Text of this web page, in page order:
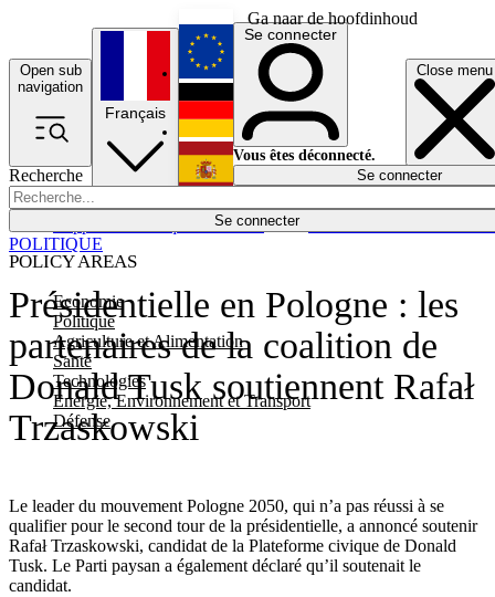
Ga naar de hoofdinhoud
Open sub
navigation
Close menu
Recherche
Se connecter
POLICY AREAS
Economie
Politique
Agriculture et Alimentation
Santé
Technologies
Energie, Environnement et Transport
Défense
Économie
Français
English
Deutsch
Español
Se connecter
Vous êtes déconnecté.
Se connecter
Présidentielle en Pologne : les
partenaires de la coalition de
Donald Tusk soutiennent Rafał
Trzaskowski
Le leader du mouvement Pologne 2050, qui n’a pas réussi à se
qualifier pour le second tour de la présidentielle, a annoncé soutenir
Rafał Trzaskowski, candidat de la Plateforme civique de Donald
Tusk. Le Parti paysan a également déclaré qu’il soutenait le
candidat.
POLITIQUE